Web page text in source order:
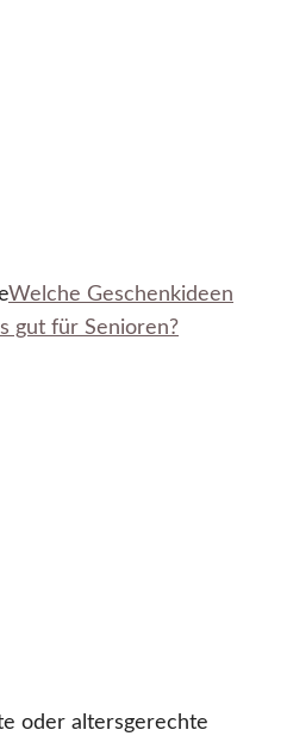
Welche Geschenkideen
gut für Senioren?
oder altersgerechte